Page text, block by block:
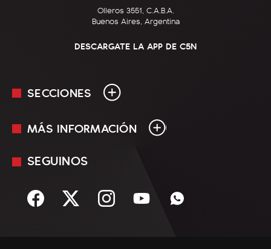
Olleros 3551, C.A.B.A.
Buenos Aires, Argentina
DESCARGATE LA APP DE C5N
SECCIONES
En Vivo
Sociedad
MÁS INFORMACIÓN
Mediakit
Términos y condiciones
SEGUINOS